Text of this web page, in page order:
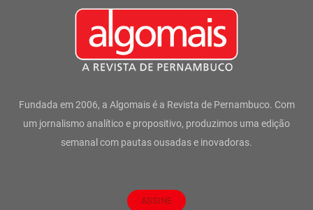
Fundada em 2006, a Algomais é a Revista de Pernambuco. Com
um jornalismo analítico e propositivo, produzimos uma edição
semanal com pautas ousadas e inovadoras.
ASSINE